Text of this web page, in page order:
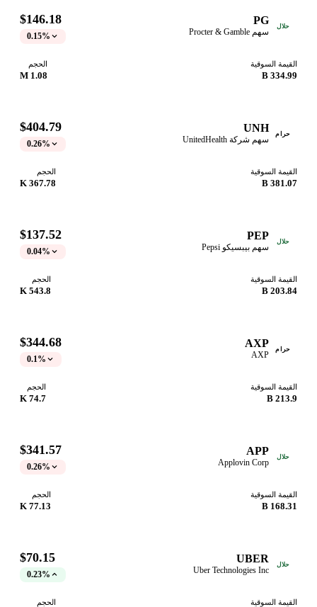
حلال PG
سهم Procter & Gamble
$146.18
0.15%
القيمة السوقية
334.99 B
الحجم
1.08 M
حرام UNH
سهم شركة UnitedHealth
$404.79
0.26%
القيمة السوقية
381.07 B
الحجم
367.78 K
حلال PEP
سهم بيبسيكو Pepsi
$137.52
0.04%
القيمة السوقية
203.84 B
الحجم
543.8 K
حرام AXP
AXP
$344.68
0.1%
القيمة السوقية
213.9 B
الحجم
74.7 K
حلال APP
Applovin Corp
$341.57
0.26%
القيمة السوقية
168.31 B
الحجم
77.13 K
حلال UBER
Uber Technologies Inc
$70.15
0.23%
القيمة السوقية الحجم